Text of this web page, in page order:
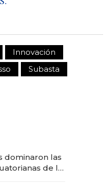
Innovación
Subasta
dominaron las
de la